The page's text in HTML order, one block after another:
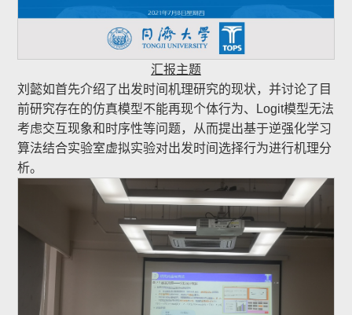
汇报主题
刘懿如首先介绍了出发时间机理研究的现状，并讨论了目
前研究存在的仿真模型不能再现个体行为、Logit模型无法
考虑交互现象和时序性等问题，从而提出基于逆强化学习
算法结合实验室虚拟实验对出发时间选择行为进行机理分
析。